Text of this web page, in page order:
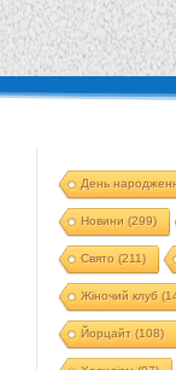
День
Новини (299)
Свято (211)
Жіночий клуб
Йорцайт (108)